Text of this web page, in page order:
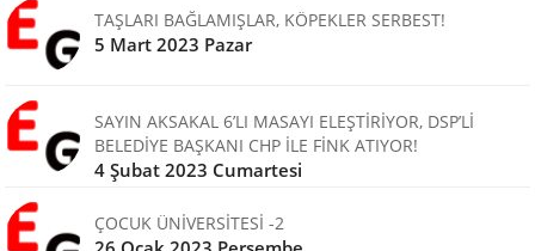
TAŞLARI BAĞLAMIŞLAR, KÖPEKLER SERBEST!
5 Mart 2023 Pazar
SAYIN AKSAKAL 6’LI MASAYI ELEŞTİRİYOR, DSP’Lİ
BELEDİYE BAŞKANI CHP İLE FİNK ATIYOR!
4 Şubat 2023 Cumartesi
ÇOCUK ÜNİVERSİTESİ -2